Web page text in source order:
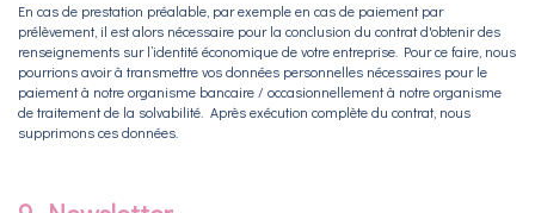
En cas de prestation préalable, par exemple en cas de paiement par
prélèvement, il est alors nécessaire pour la conclusion du contrat d'obtenir des
renseignements sur l’identité économique de votre entreprise. Pour ce faire, nous
pourrions avoir à transmettre vos données personnelles nécessaires pour le
paiement à notre organisme bancaire / occasionnellement à notre organisme
de traitement de la solvabilité. Après exécution complète du contrat, nous
supprimons ces données.